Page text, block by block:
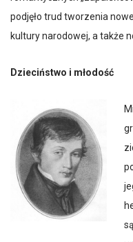
podjęło trud tworzenia
kultury narodowej, a także
Dzieciństwo i młodość